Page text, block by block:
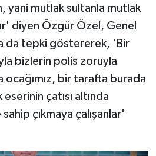
yani mutlak sultanla mutlak
diyen Özgür Özel, Genel
da tepki göstererek, 'Bir
bizlerin polis zoruyla
ocağımız, bir tarafta burada
çatısı altında
çıkmaya çalışanlar'